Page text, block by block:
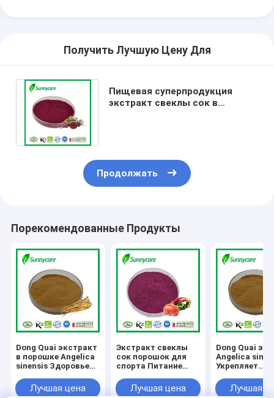
Получить Лучшую Цену Для
Пищевая суперпродукция
экстракт свеклы сок в
Продолжать
Порекомендованные Продукты
Dong Quai экстракт
в порошке Angelica
sinensis Здоровье
Растительные
средства
Лучшая цена
Экстракт свеклы
сок порошок для
спорта Питание
кислородная
система
Лучшая цена
Dong Quai
Angelica
Укрепляет
продукты
Лучшая